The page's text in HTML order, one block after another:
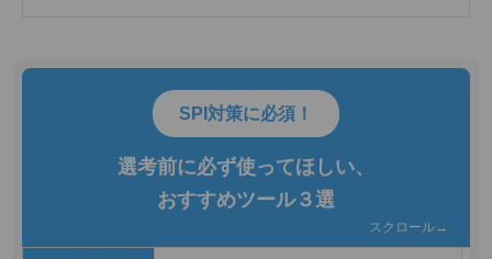
SPI対策に必須！
選考前に必ず使ってほしい、
おすすめツール３選
スクロール→